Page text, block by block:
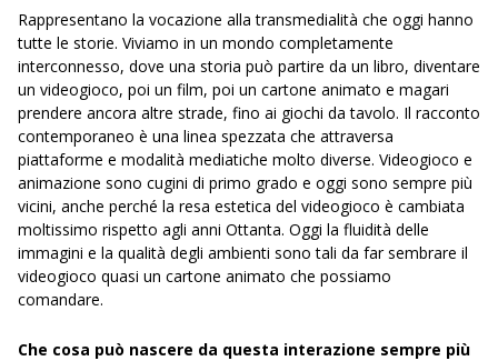
Rappresentano la vocazione alla transmedialità che oggi hanno
tutte le storie. Viviamo in un mondo completamente
interconnesso, dove una storia può partire da un libro, diventare
un videogioco, poi un film, poi un cartone animato e magari
prendere ancora altre strade, fino ai giochi da tavolo. Il racconto
contemporaneo è una linea spezzata che attraversa
piattaforme e modalità mediatiche molto diverse. Videogioco e
animazione sono cugini di primo grado e oggi sono sempre più
vicini, anche perché la resa estetica del videogioco è cambiata
moltissimo rispetto agli anni Ottanta. Oggi la fluidità delle
immagini e la qualità degli ambienti sono tali da far sembrare il
videogioco quasi un cartone animato che possiamo
comandare.
Che cosa può nascere da questa interazione sempre più